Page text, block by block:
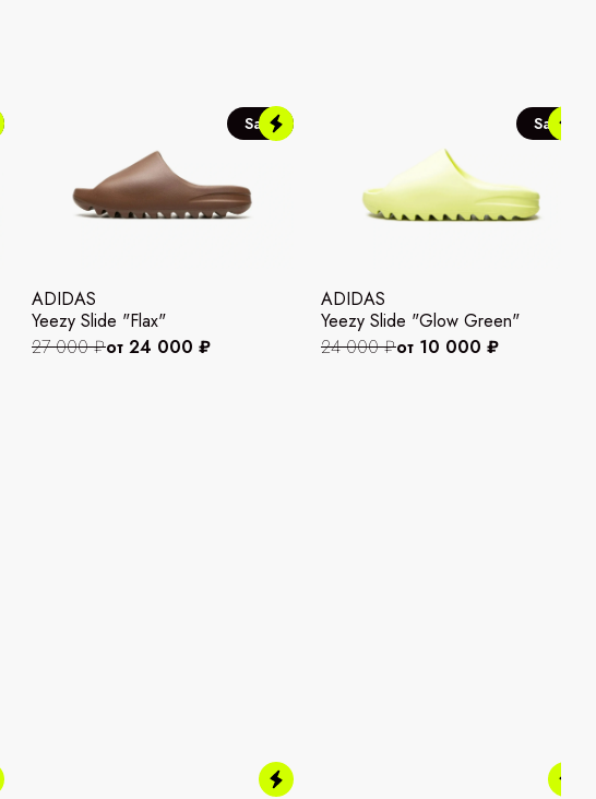
Sale
ADIDAS
Yeezy Slide "Flax"
27 000 ₽от 24 000 ₽
Sale
ADIDAS
Yeezy Slide "Glow Green"
24 000 ₽от 10 000 ₽